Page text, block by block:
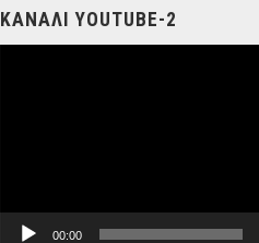
ΚΑΝΑΛΙ YOUTUBE-2
00:00